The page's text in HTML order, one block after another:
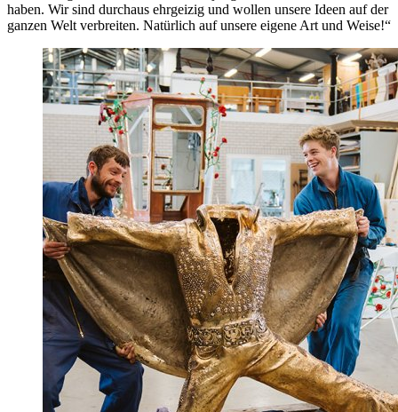
haben. Wir sind durchaus ehrgeizig und wollen unsere Ideen auf der
ganzen Welt verbreiten. Natürlich auf unsere eigene Art und Weise!“